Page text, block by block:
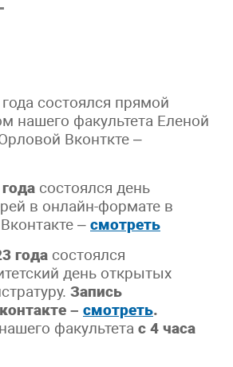
года состоялся прямой
нашего факультета Еленой
Вконткте –
состоялся день
в онлайн-формате в
– смотреть
года состоялся
день открытых
Запись
– смотреть.
факультета с 4 часа